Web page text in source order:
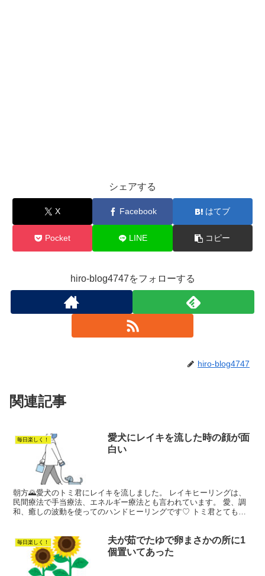
シェアする
X Facebook はてブ
Pocket LINE コピー
hiro-blog4747をフォローする
hiro-blog4747
関連記事
毎日楽しく！
愛犬にレイキを流した時の顔が面
白い
朝方🌄愛犬のトミ君にレイキを流しました。 レイキヒーリングは、
民間療法で手当療法、エネルギー療法とも言われています。 愛、調
和、癒しの波動を使ってのハンドヒーリングです♡ トミ君とても元
毎日楽しく！
夫が茹でたゆで卵まさかの所に1
個置いてあった